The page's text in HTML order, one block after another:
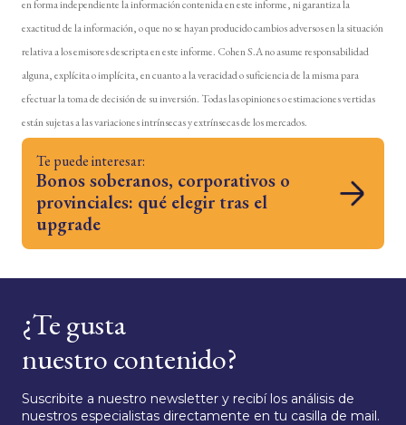
en forma independiente la información contenida en este informe, ni garantiza la
exactitud de la información, o que no se hayan producido cambios adversos en la situación
relativa a los emisores descripta en este informe. Cohen S.A no asume responsabilidad
alguna, explícita o implícita, en cuanto a la veracidad o suficiencia de la misma para
efectuar la toma de decisión de su inversión. Todas las opiniones o estimaciones vertidas
están sujetas a las variaciones intrínsecas y extrínsecas de los mercados.
Te puede interesar:
Bonos soberanos, corporativos o
provinciales: qué elegir tras el
upgrade
¿Te gusta
nuestro contenido?
Suscribite a nuestro newsletter y recibí los análisis de
nuestros especialistas directamente en tu casilla de mail.